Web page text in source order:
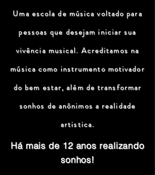
Uma escola de música voltado para
pessoas que desejam iniciar sua
vivência musical. Acreditamos na
música como instrumento motivador
do bem estar, além de transformar
sonhos de anônimos a realidade
artistica.
Há mais de 12 anos realizando
sonhos!